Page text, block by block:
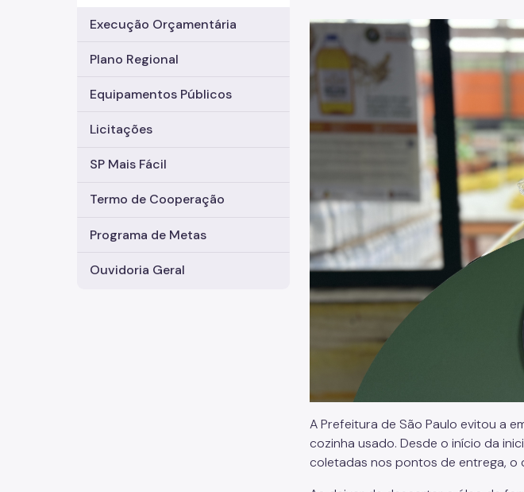
Execução Orçamentária
Plano Regional
Equipamentos Públicos
Licitações
SP Mais Fácil
Termo de Cooperação
Programa de Metas
Ouvidoria Geral
A Prefeitura de São Paulo evitou a
cozinha usado. Desde o início da
coletadas nos pontos de entrega, o